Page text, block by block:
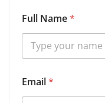
Full Name*
Email*